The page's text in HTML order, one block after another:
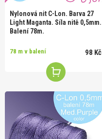
Nylonová nit C-Lon. Barva 27
Light Maganta. Síla nitě 0,5mm.
Balení 78m.
78 m v balení 98 Kč